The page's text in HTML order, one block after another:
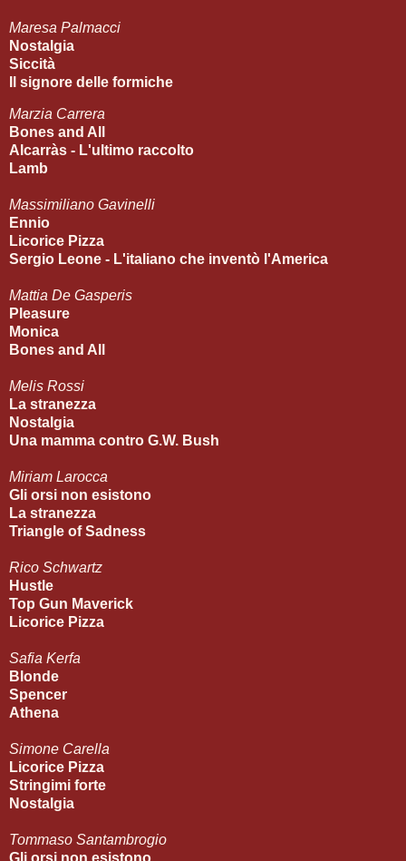
Maresa Palmacci
Nostalgia
Siccità
Il signore delle formiche
Marzia Carrera
Bones and All
Alcarràs - L'ultimo raccolto
Lamb
Massimiliano Gavinelli
Ennio
Licorice Pizza
Sergio Leone - L'italiano che inventò l'America
Mattia De Gasperis
Pleasure
Monica
Bones and All
Melis Rossi
La stranezza
Nostalgia
Una mamma contro G.W. Bush
Miriam Larocca
Gli orsi non esistono
La stranezza
Triangle of Sadness
Rico Schwartz
Hustle
Top Gun Maverick
Licorice Pizza
Safia Kerfa
Blonde
Spencer
Athena
Simone Carella
Licorice Pizza
Stringimi forte
Nostalgia
Tommaso Santambrogio